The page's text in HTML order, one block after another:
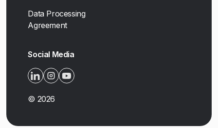
Data Processing
Agreement
Social Media
© 2026